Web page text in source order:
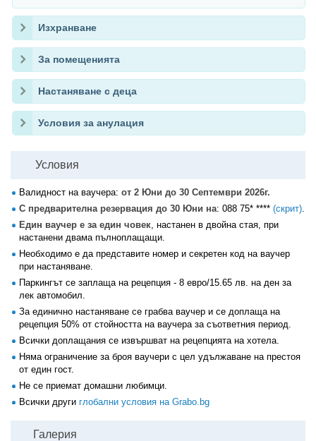
Изхранване
За помещенията
Настаняване с деца
Условия за анулация
Условия
Валидност на ваучера: от 2 Юни до 30 Септември 2026г.
С предварителна резервация до 30 Юни на: 088 75* **** (скрит).
Един ваучер е за един човек, настанен в двойна стая, при
настанени двама пълноплащащи.
Необходимо е да представите номер и секретен код на ваучер
при настаняване.
Паркингът се заплаща на рецепция - 8 евро/15.65 лв. на ден за
лек автомобил.
За единично настаняване се грабва ваучер и се доплаща на
рецепция 50% от стойността на ваучера за съответния период.
Всички доплащания се извършват на рецепцията на хотела.
Няма ограничение за броя ваучери с цел удължаване на престоя
от един гост.
Не се приемат домашни любимци.
Всички други глобални условия на Grabo.bg
Галерия